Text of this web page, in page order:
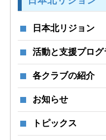
日本北リジョン
活動と支援プログ
各クラブの紹介
お知らせ
トピックス